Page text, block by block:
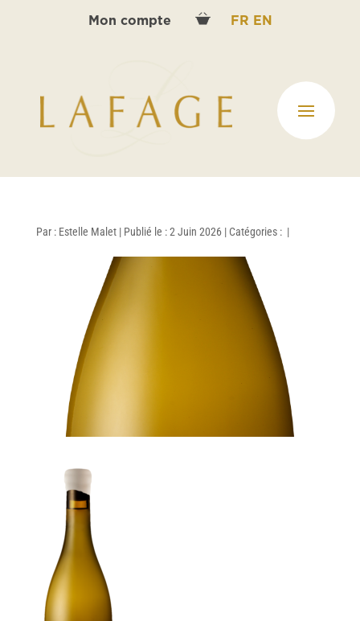
Mon compte FR EN
Par : Estelle Malet | Publié le : 2 Juin 2026 | Catégories : |